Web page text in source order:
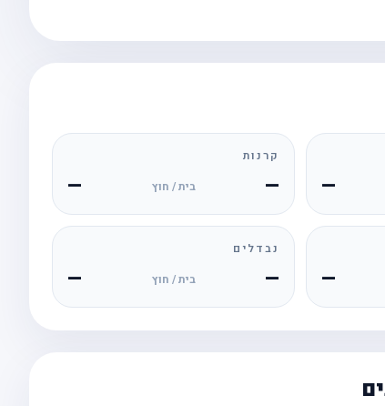
—
קרנות
— בית / חוץ —
—
נבדלים
— בית / חוץ —